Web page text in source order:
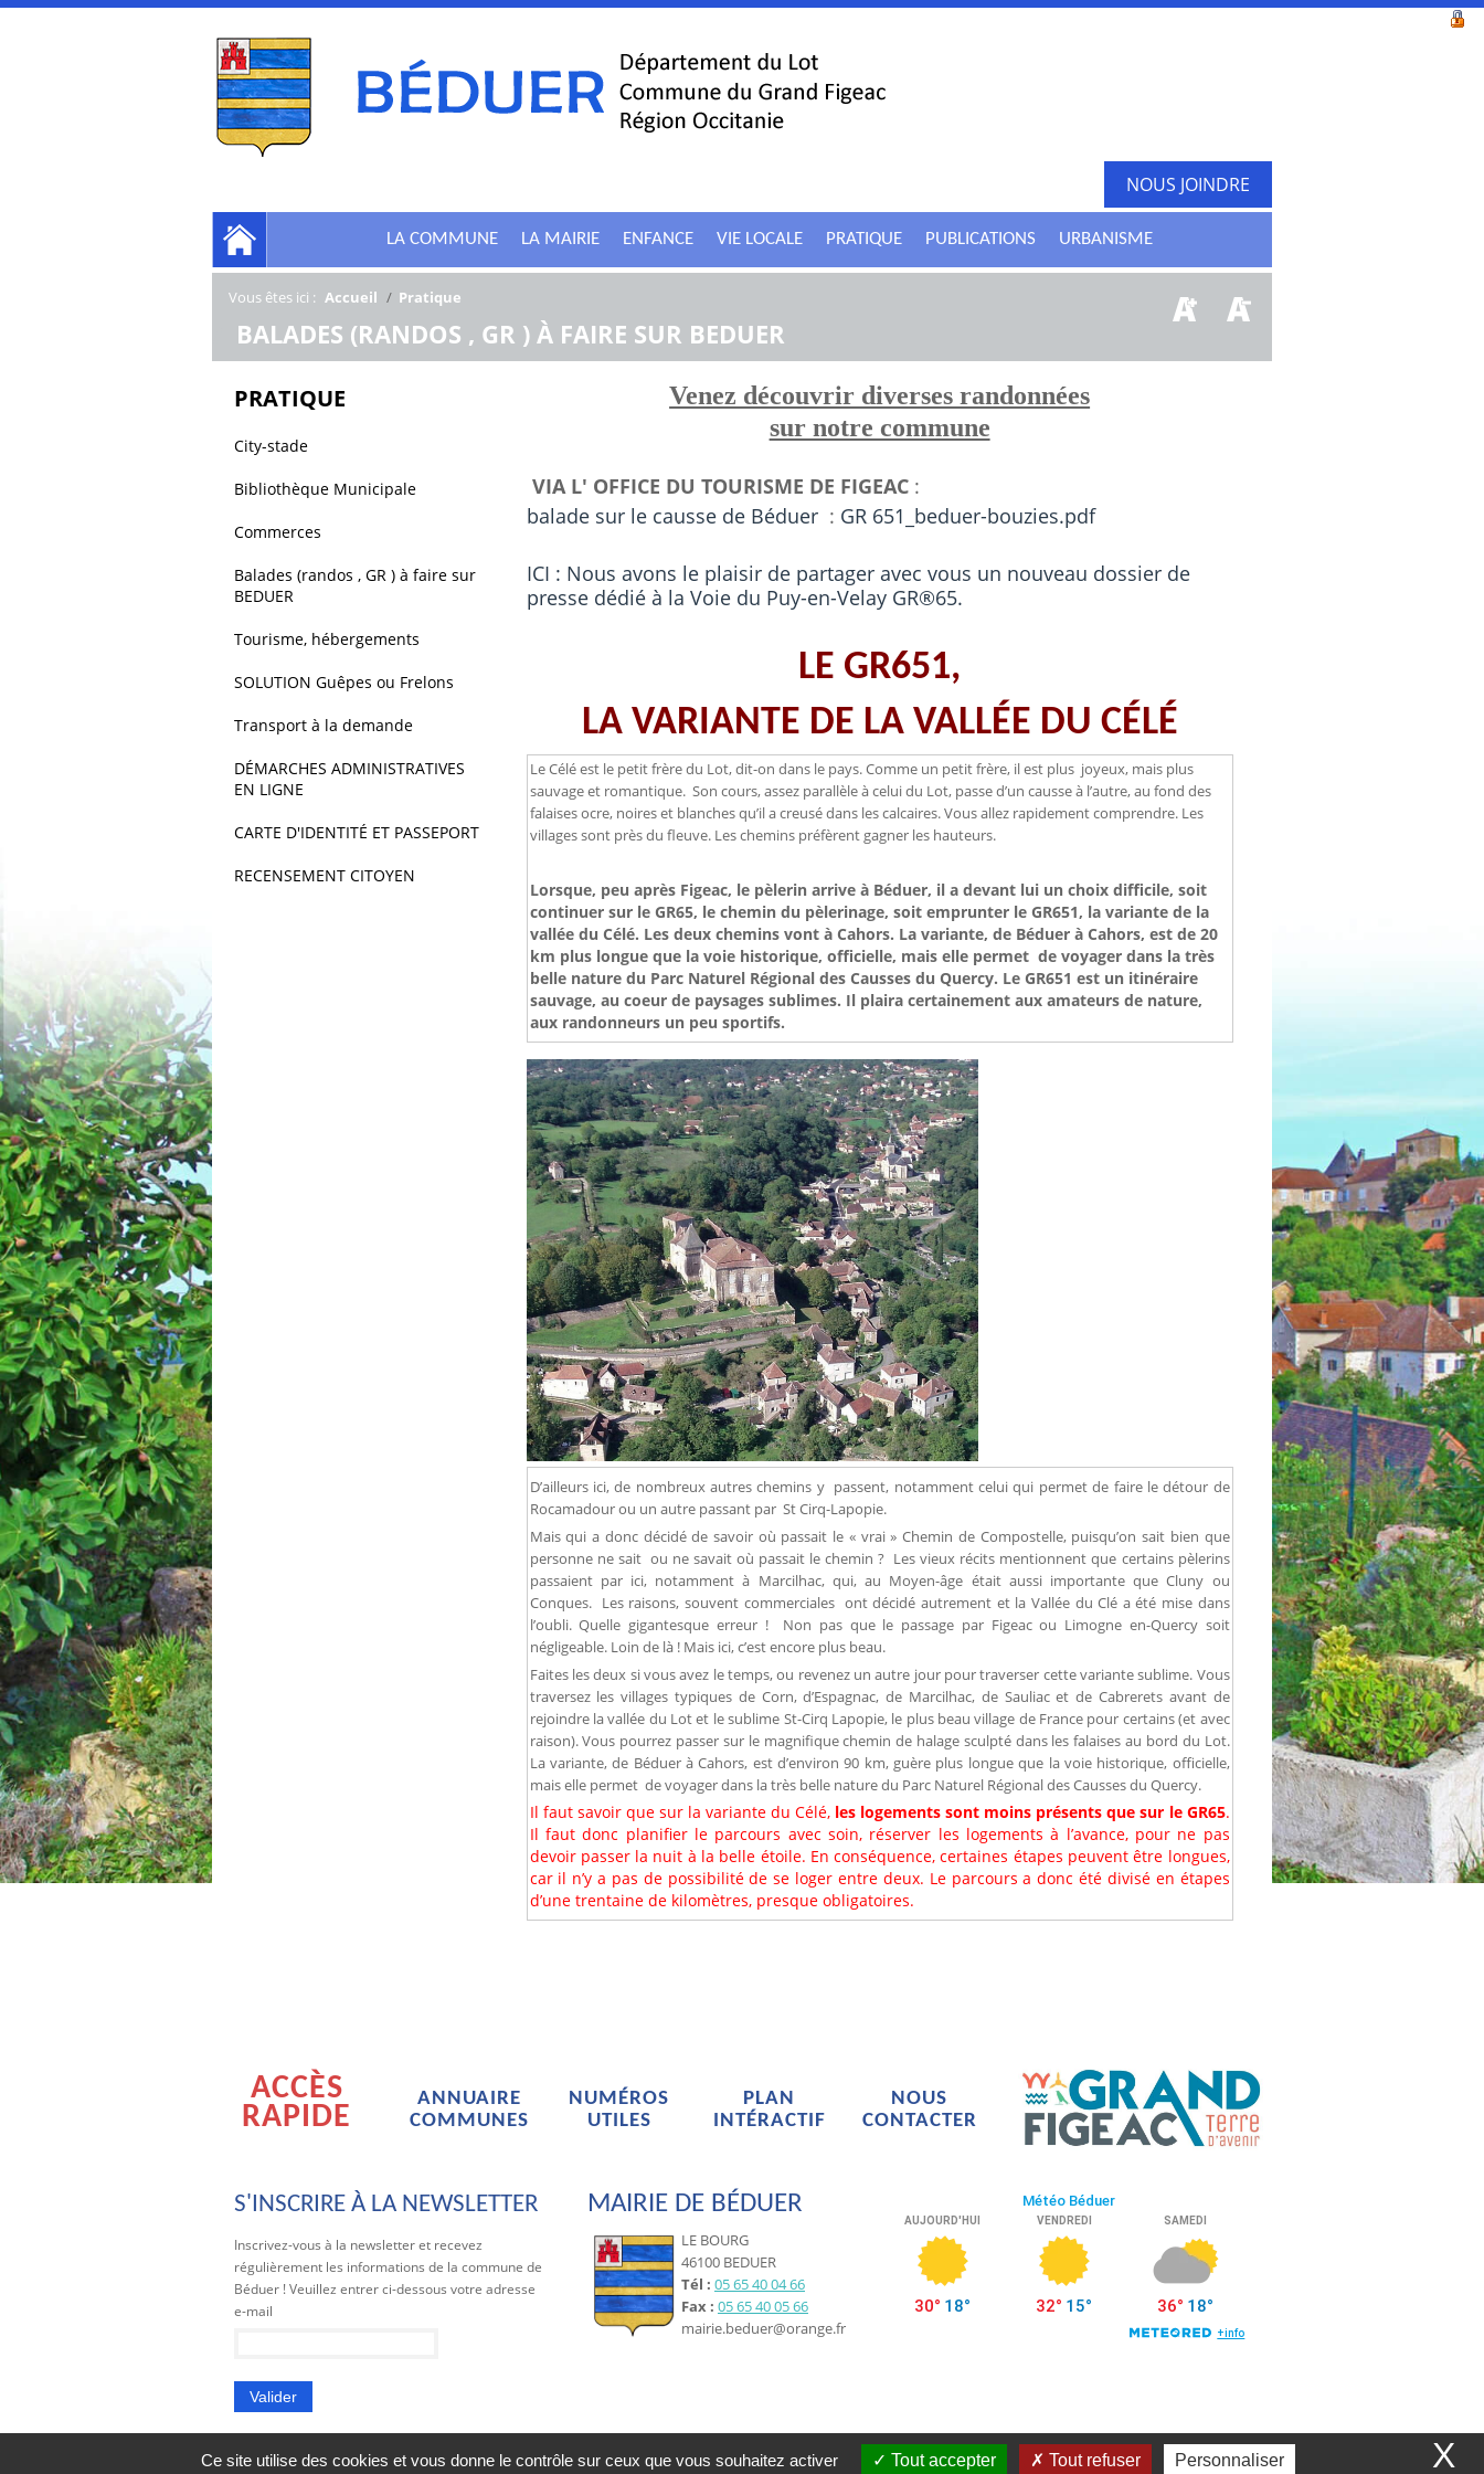
NOUS JOINDRE
LA COMMUNE LA MAIRIE ENFANCE VIE LOCALE PRATIQUE PUBLICATIONS URBANISME
Vous êtes ici : Accueil / Pratique
BALADES (RANDOS , GR ) À FAIRE SUR BEDUER
PRATIQUE
City-stade
Bibliothèque Municipale
Commerces
Balades (randos , GR ) à faire sur
BEDUER
Tourisme, hébergements
SOLUTION Guêpes ou Frelons
Transport à la demande
DÉMARCHES ADMINISTRATIVES
EN LIGNE
CARTE D'IDENTITÉ ET PASSEPORT
RECENSEMENT CITOYEN
Venez découvrir diverses randonnées
sur notre commune
VIA L' OFFICE DU TOURISME DE FIGEAC:
balade sur le causse de Béduer: GR 651_beduer-bouzies.pdf
ICI : Nous avons le plaisir de partager avec vous un nouveau dossier de
presse dédié à la Voie du Puy-en-Velay GR®65.
LE GR651,
LA VARIANTE DE LA VALLÉE DU CÉLÉ
Le Célé est le petit frère du Lot, dit-on dans le pays. Comme un petit frère, il est plus joyeux, mais plus
sauvage et romantique. Son cours, assez parallèle à celui du Lot, passe d’un causse à l’autre, au fond des
falaises ocre, noires et blanches qu’il a creusé dans les calcaires. Vous allez rapidement comprendre. Les
villages sont près du fleuve. Les chemins préfèrent gagner les hauteurs.
Lorsque, peu après Figeac, le pèlerin arrive à Béduer, il a devant lui un choix difficile, soit
continuer sur le GR65, le chemin du pèlerinage, soit emprunter le GR651, la variante de la
vallée du Célé. Les deux chemins vont à Cahors. La variante, de Béduer à Cahors, est de 20
km plus longue que la voie historique, officielle, mais elle permet de voyager dans la très
belle nature du Parc Naturel Régional des Causses du Quercy. Le GR651 est un itinéraire
sauvage, au coeur de paysages sublimes. Il plaira certainement aux amateurs de nature,
aux randonneurs un peu sportifs.
D’ailleurs ici, de nombreux autres chemins y passent, notamment celui qui permet de faire le détour de
Rocamadour ou un autre passant par St Cirq-Lapopie.
Mais qui a donc décidé de savoir où passait le « vrai » Chemin de Compostelle, puisqu’on sait bien que
personne ne sait ou ne savait où passait le chemin ? Les vieux récits mentionnent que certains pèlerins
passaient par ici, notamment à Marcilhac, qui, au Moyen-âge était aussi importante que Cluny ou
Conques. Les raisons, souvent commerciales ont décidé autrement et la Vallée du Clé a été mise dans
l’oubli. Quelle gigantesque erreur ! Non pas que le passage par Figeac ou Limogne en-Quercy soit
négligeable. Loin de là ! Mais ici, c’est encore plus beau.
Faites les deux si vous avez le temps, ou revenez un autre jour pour traverser cette variante sublime. Vous
traversez les villages typiques de Corn, d’Espagnac, de Marcilhac, de Sauliac et de Cabrerets avant de
rejoindre la vallée du Lot et le sublime St-Cirq Lapopie, le plus beau village de France pour certains (et avec
raison). Vous pourrez passer sur le magnifique chemin de halage sculpté dans les falaises au bord du Lot.
La variante, de Béduer à Cahors, est d’environ 90 km, guère plus longue que la voie historique, officielle,
mais elle permet de voyager dans la très belle nature du Parc Naturel Régional des Causses du Quercy.
Il faut savoir que sur la variante du Célé, les logements sont moins présents que sur le GR65.
Il faut donc planifier le parcours avec soin, réserver les logements à l’avance, pour ne pas
devoir passer la nuit à la belle étoile. En conséquence, certaines étapes peuvent être longues,
car il n’y a pas de possibilité de se loger entre deux. Le parcours a donc été divisé en étapes
d’une trentaine de kilomètres, presque obligatoires.
ACCÈS
RAPIDE
ANNUAIRE
COMMUNES
NUMÉROS
UTILES
PLAN
INTÉRACTIF
NOUS
CONTACTER
S'INSCRIRE À LA NEWSLETTER
Inscrivez-vous à la newsletter et recevez
régulièrement les informations de la commune de
Béduer ! Veuillez entrer ci-dessous votre adresse
e-mail
MAIRIE DE BÉDUER
LE BOURG
46100 BEDUER
Tél : 05 65 40 04 66
Fax : 05 65 40 05 66
mairie.beduer@orange.fr
Mentions légales| Béduer © 2019 |Conception Citopia-Solution de site internet pour mairie et collectivité - WeeCity X
Ce site utilise des cookies et vous donne le contrôle sur ceux que vous souhaitez activer Tout accepter Tout refuser Personnaliser